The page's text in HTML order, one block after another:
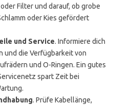
Filter und darauf, ob grobe
oder Kies gefördert
und Service. Informiere dich
und die Verfügbarkeit von
und O-Ringen. Ein gutes
spart Zeit bei
. Prüfe Kabellänge,